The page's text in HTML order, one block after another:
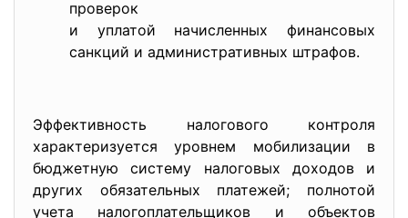
проверок
и уплатой начисленных финансовых
санкций и административных штрафов.
Эффективность налогового контроля
характеризуется уровнем мобилизации в
бюджетную систему налоговых доходов и
других обязательных платежей; полнотой
учета налогоплательщиков и объектов